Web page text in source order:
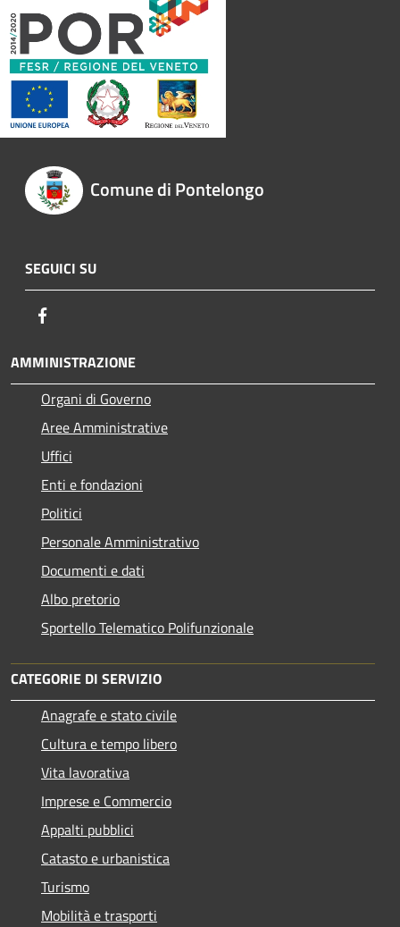
Comune di Pontelongo
SEGUICI SU
AMMINISTRAZIONE
Organi di Governo
Aree Amministrative
Uffici
Enti e fondazioni
Politici
Personale Amministrativo
Documenti e dati
Albo pretorio
Sportello Telematico Polifunzionale
CATEGORIE DI SERVIZIO
Anagrafe e stato civile
Cultura e tempo libero
Vita lavorativa
Imprese e Commercio
Appalti pubblici
Catasto e urbanistica
Turismo
Mobilità e trasporti